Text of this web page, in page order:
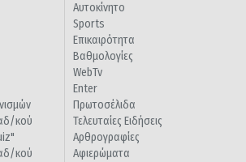
κού
κού
Αυτοκίνητο
Sports
Επικαιρότητα
Βαθμολογίες
WebTv
Enter
Πρωτοσέλιδα
Τελευταίες Ειδήσεις
Αρθρογραφίες
Αφιερώματα